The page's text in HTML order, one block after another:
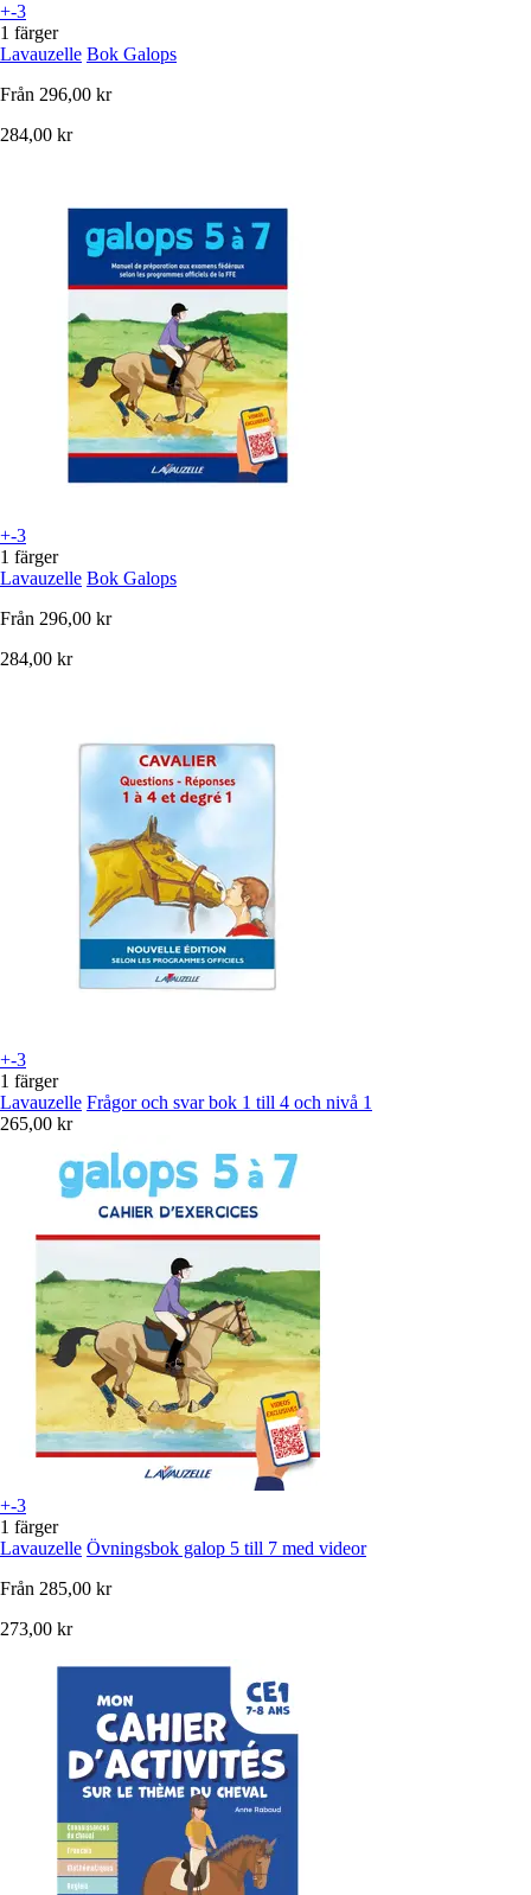
+-3
1 färger
Lavauzelle Bok Galops
Från 296,00 kr
284,00 kr
+-3
1 färger
Lavauzelle Bok Galops
Från 296,00 kr
284,00 kr
+-3
1 färger
Lavauzelle Frågor och svar bok 1 till 4 och nivå 1
265,00 kr
+-3
1 färger
Lavauzelle Övningsbok galop 5 till 7 med videor
Från 285,00 kr
273,00 kr